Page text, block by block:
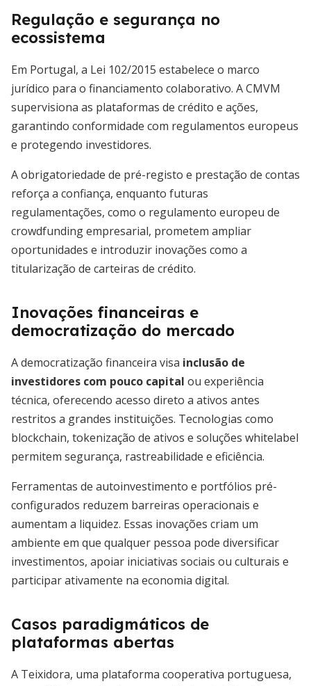
Regulação e segurança no
ecossistema
Em Portugal, a Lei 102/2015 estabelece o marco
jurídico para o financiamento colaborativo. A CMVM
supervisiona as plataformas de crédito e ações,
garantindo conformidade com regulamentos europeus
e protegendo investidores.
A obrigatoriedade de pré-registo e prestação de contas
reforça a confiança, enquanto futuras
regulamentações, como o regulamento europeu de
crowdfunding empresarial, prometem ampliar
oportunidades e introduzir inovações como a
titularização de carteiras de crédito.
Inovações financeiras e
democratização do mercado
A democratização financeira visa inclusão de
investidores com pouco capital ou experiência
técnica, oferecendo acesso direto a ativos antes
restritos a grandes instituições. Tecnologias como
blockchain, tokenização de ativos e soluções whitelabel
permitem segurança, rastreabilidade e eficiência.
Ferramentas de autoinvestimento e portfólios pré-
configurados reduzem barreiras operacionais e
aumentam a liquidez. Essas inovações criam um
ambiente em que qualquer pessoa pode diversificar
investimentos, apoiar iniciativas sociais ou culturais e
participar ativamente na economia digital.
Casos paradigmáticos de
plataformas abertas
A Teixidora, uma plataforma cooperativa portuguesa,